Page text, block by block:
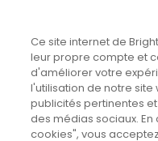
TOUTES LES NEWS
Ce site internet de
leur propre compte et
d'améliorer votre
l'utilisation de notre
publicités pertinentes
des médias sociaux.
cookies", vous